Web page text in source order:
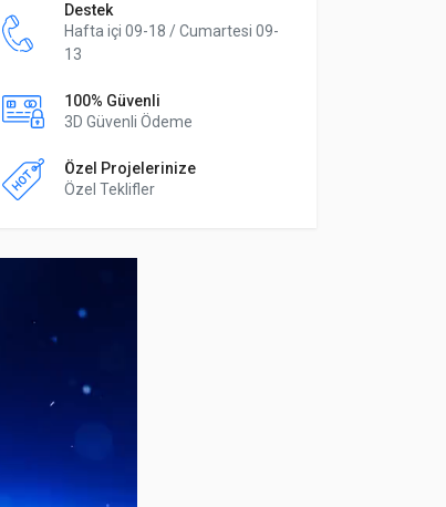
Destek
Hafta içi 09-18 / Cumartesi 09-
13
100% Güvenli
3D Güvenli Ödeme
Özel Projelerinize
Özel Teklifler